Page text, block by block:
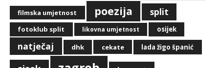
filmska umjetnost poezija split
fotoklub split likovna umjetnost osijek
natječaj dhk cekate lada žigo španić